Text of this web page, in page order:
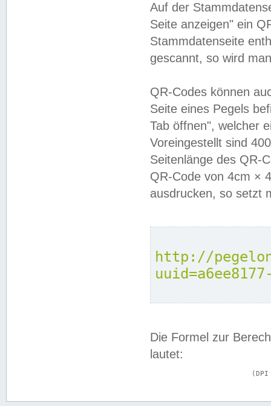
Auf der
Seite anzeigen" ein
Stammdatenseite
gescannt, so wird
QR-Codes können
Seite eines Pegels
Tab öffnen", welcher
Voreingestellt sind
Seitenlänge des QR-
QR-Code von 4cm ×
ausdrucken, so setzt
http://
Die Formel zur
lautet: